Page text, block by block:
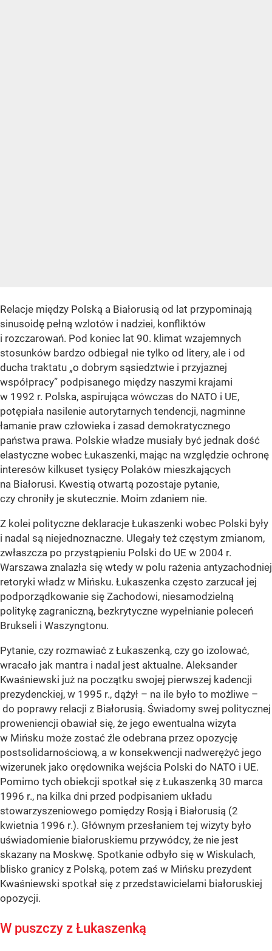
R elacje między Polską a Białorusią od lat przypominają
sinusoidę pełną wzlotów i nadziei, konfliktów
i rozczarowań. Pod koniec lat 90. klimat wzajemnych
stosunków bardzo odbiegał nie tylko od litery, ale i od
ducha traktatu „o dobrym sąsiedztwie i przyjaznej
współpracy” podpisanego między naszymi krajami
w 1992 r. Polska, aspirująca wówczas do NATO i UE,
potępiała nasilenie autorytarnych tendencji, nagminne
łamanie praw człowieka i zasad demokratycznego
państwa prawa. Polskie władze musiały być jednak dość
elastyczne wobec Łukaszenki, mając na względzie ochronę
interesów kilkuset tysięcy Polaków mieszkających
na Białorusi. Kwestią otwartą pozostaje pytanie,
czy chroniły je skutecznie. Moim zdaniem nie.
Z kolei polityczne deklaracje Łukaszenki wobec Polski były
i nadal są niejednoznaczne. Ulegały też częstym zmianom,
zwłaszcza po przystąpieniu Polski do UE w 2004 r.
Warszawa znalazła się wtedy w polu rażenia antyzachodniej
retoryki władz w Mińsku. Łukaszenka często zarzucał jej
podporządkowanie się Zachodowi, niesamodzielną
politykę zagraniczną, bezkrytyczne wypełnianie poleceń
Brukseli i Waszyngtonu.
Pytanie, czy rozmawiać z Łukaszenką, czy go izolować,
wracało jak mantra i nadal jest aktualne. Aleksander
Kwaśniewski już na początku swojej pierwszej kadencji
prezydenckiej, w 1995 r., dążył – na ile było to możliwe –
do poprawy relacji z Białorusią. Świadomy swej politycznej
proweniencji obawiał się, że jego ewentualna wizyta
w Mińsku może zostać źle odebrana przez opozycję
postsolidarnościową, a w konsekwencji nadwerężyć jego
wizerunek jako orędownika wejścia Polski do NATO i UE.
Pomimo tych obiekcji spotkał się z Łukaszenką 30 marca
1996 r., na kilka dni przed podpisaniem układu
stowarzyszeniowego pomiędzy Rosją i Białorusią (2
kwietnia 1996 r.). Głównym przesłaniem tej wizyty było
uświadomienie białoruskiemu przywódcy, że nie jest
skazany na Moskwę. Spotkanie odbyło się w Wiskulach,
blisko granicy z Polską, potem zaś w Mińsku prezydent
Kwaśniewski spotkał się z przedstawicielami białoruskiej
opozycji.
W puszczy z Łukaszenką